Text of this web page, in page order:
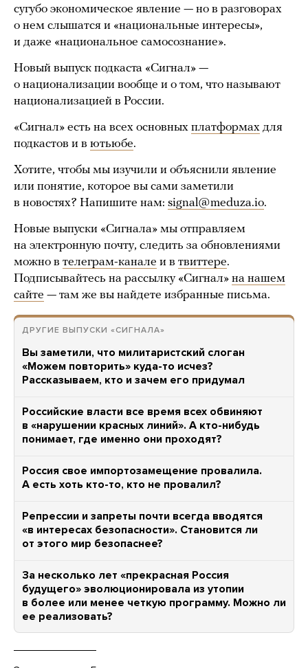
сугубо экономическое явление — но в разговорах
о нем слышатся и «национальные интересы»,
и даже «национальное самосознание».
Новый выпуск подкаста «Сигнал» —
о национализации вообще и о том, что называют
национализацией в России.
«Сигнал» есть на всех основных платформах для
подкастов и в ютьюбе.
Хотите, чтобы мы изучили и объяснили явление
или понятие, которое вы сами заметили
в новостях? Напишите нам: signal@meduza.io.
Новые выпуски «Сигнала» мы отправляем
на электронную почту, следить за обновлениями
можно в телеграм-канале и в твиттере.
Подписывайтесь на рассылку «Сигнал» на нашем
сайте — там же вы найдете избранные письма.
ДРУГИЕ ВЫПУСКИ «СИГНАЛА»
Вы заметили, что милитаристский слоган
«Можем повторить» куда-то исчез?
Рассказываем, кто и зачем его придумал
Российские власти все время всех обвиняют
в «нарушении красных линий». А кто-нибудь
понимает, где именно они проходят?
Россия свое импортозамещение провалила.
А есть хоть кто-то, кто не провалил?
Репрессии и запреты почти всегда вводятся
«в интересах безопасности». Становится ли
от этого мир безопаснее?
За несколько лет «прекрасная Россия
будущего» эволюционировала из утопии
в более или менее четкую программу. Можно ли
ее реализовать?